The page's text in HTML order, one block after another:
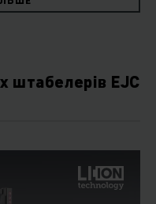
для коротких
найбільше варіантів
перевезень.
штабелерів EJC